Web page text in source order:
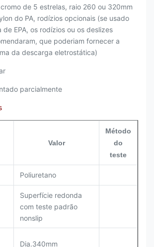
de 5 estrelas, raio 260 ou 320mm
do PA, rodízios opcionais (se usado
de EPA, os rodízios ou os deslizes
que poderiam fornecer a
da descarga eletrostática)
parcialmente
Valor
Método
do
teste
Poliuretano
Superfície redonda
com teste padrão
nonslip
Dia.340mm